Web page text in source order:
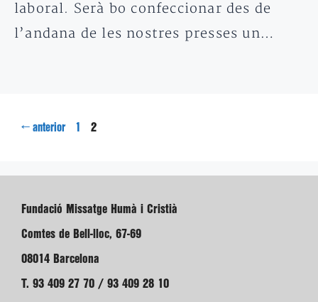
laboral. Serà bo confeccionar des de
l’andana de les nostres presses un…
← anterior PàginaPàgina
2
Fundació Missatge Humà i Cristià
Comtes de Bell-lloc, 67-69
08014 Barcelona
T. 93 409 27 70 / 93 409 28 10